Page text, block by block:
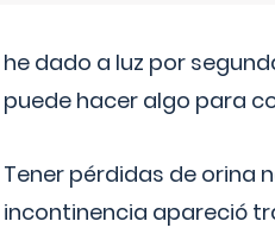
he dado a luz por
puede hacer algo para
Tener pérdidas de orina
incontinencia apareció